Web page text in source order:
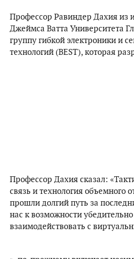
Профессор Равиндер Дахия из
Джеймса Ватта Университета
группу гибкой электроники и
технологий (BEST), которая
Профессор Дахия сказал:
связь и технология объемного
прошли долгий путь за
нас к возможности убедительно
взаимодействовать с